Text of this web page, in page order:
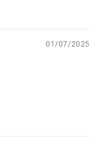
01/07/2025